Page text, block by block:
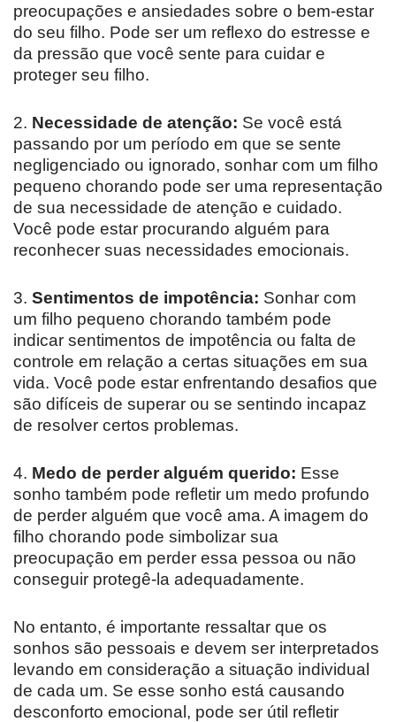
preocupações e ansiedades sobre o bem-estar
do seu filho. Pode ser um reflexo do estresse e
da pressão que você sente para cuidar e
proteger seu filho.
2. Necessidade de atenção: Se você está
passando por um período em que se sente
negligenciado ou ignorado, sonhar com um filho
pequeno chorando pode ser uma representação
de sua necessidade de atenção e cuidado.
Você pode estar procurando alguém para
reconhecer suas necessidades emocionais.
3. Sentimentos de impotência: Sonhar com
um filho pequeno chorando também pode
indicar sentimentos de impotência ou falta de
controle em relação a certas situações em sua
vida. Você pode estar enfrentando desafios que
são difíceis de superar ou se sentindo incapaz
de resolver certos problemas.
4. Medo de perder alguém querido: Esse
sonho também pode refletir um medo profundo
de perder alguém que você ama. A imagem do
filho chorando pode simbolizar sua
preocupação em perder essa pessoa ou não
conseguir protegê-la adequadamente.
No entanto, é importante ressaltar que os
sonhos são pessoais e devem ser interpretados
levando em consideração a situação individual
de cada um. Se esse sonho está causando
desconforto emocional, pode ser útil refletir